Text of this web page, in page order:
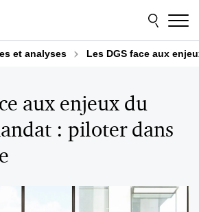
et analyses Les DGS face aux
aux enjeux du
: piloter dans